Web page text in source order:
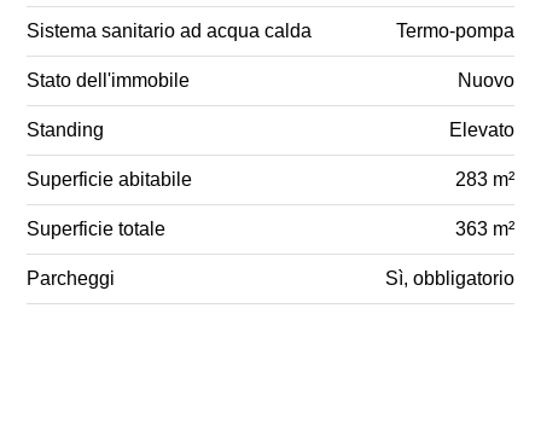
Sistema sanitario ad acqua calda Termo-pompa
Stato dell'immobile Nuovo
Standing Elevato
Superficie abitabile 283 m²
Superficie totale 363 m²
Parcheggi Sì, obbligatorio